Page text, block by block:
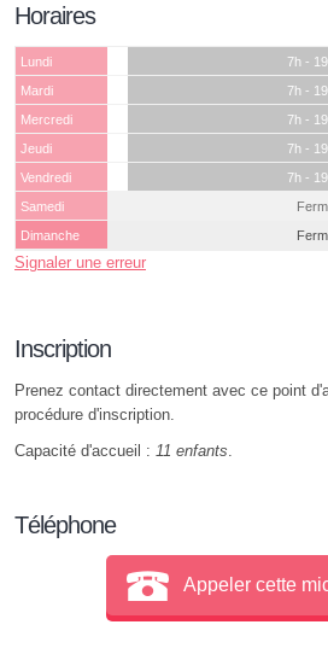
Horaires
Lundi
7h -
Mardi
7h -
Mercredi
7h -
Jeudi
7h -
Vendredi
7h -
Samedi
Dimanche
Signaler une erreur
Inscription
Prenez contact directement avec ce point
procédure d'inscription.
Capacité d'accueil : 11 enfants
Téléphone
Appeler cette